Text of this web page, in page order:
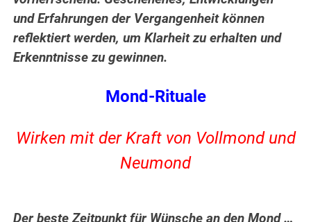
und Erfahrungen der Vergangenheit können
reflektiert werden, um Klarheit zu erhalten und
Erkenntnisse zu gewinnen.
Mond-Rituale
Wirken mit der Kraft von Vollmond und
Neumond
Der beste Zeitpunkt für Wünsche an den Mond …